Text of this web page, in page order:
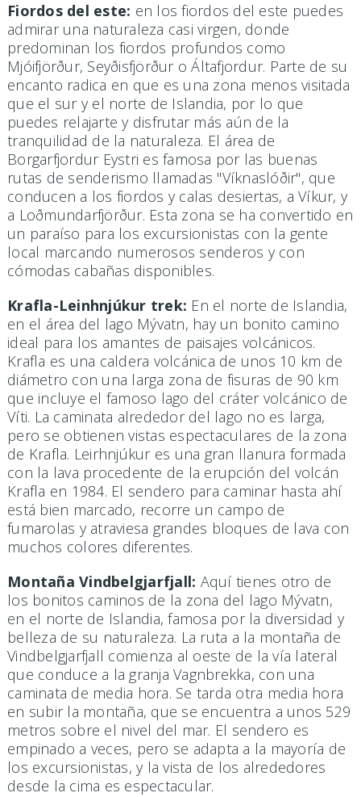
Fiordos del este: en los fiordos del este puedes
admirar una naturaleza casi virgen, donde
predominan los fiordos profundos como
Mjóifjörður, Seyðisfjörður o Áltafjordur. Parte de su
encanto radica en que es una zona menos visitada
que el sur y el norte de Islandia, por lo que
puedes relajarte y disfrutar más aún de la
tranquilidad de la naturaleza. El área de
Borgarfjordur Eystri es famosa por las buenas
rutas de senderismo llamadas "Víknaslóðir", que
conducen a los fiordos y calas desiertas, a Víkur, y
a Loðmundarfjörður. Esta zona se ha convertido en
un paraíso para los excursionistas con la gente
local marcando numerosos senderos y con
cómodas cabañas disponibles.
Krafla-Leinhnjúkur trek: En el norte de Islandia,
en el área del lago Mývatn, hay un bonito camino
ideal para los amantes de paisajes volcánicos.
Krafla es una caldera volcánica de unos 10 km de
diámetro con una larga zona de fisuras de 90 km
que incluye el famoso lago del cráter volcánico de
Víti. La caminata alrededor del lago no es larga,
pero se obtienen vistas espectaculares de la zona
de Krafla. Leirhnjúkur es una gran llanura formada
con la lava procedente de la erupción del volcán
Krafla en 1984. El sendero para caminar hasta ahí
está bien marcado, recorre un campo de
fumarolas y atraviesa grandes bloques de lava con
muchos colores diferentes.
Montaña Vindbelgjarfjall: Aquí tienes otro de
los bonitos caminos de la zona del lago Mývatn,
en el norte de Islandia, famosa por la diversidad y
belleza de su naturaleza. La ruta a la montaña de
Vindbelgjarfjall comienza al oeste de la vía lateral
que conduce a la granja Vagnbrekka, con una
caminata de media hora. Se tarda otra media hora
en subir la montaña, que se encuentra a unos 529
metros sobre el nivel del mar. El sendero es
empinado a veces, pero se adapta a la mayoría de
los excursionistas, y la vista de los alrededores
desde la cima es espectacular.